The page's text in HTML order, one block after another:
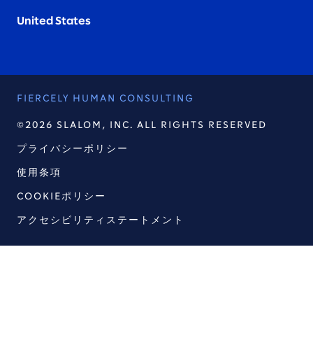
United States
FIERCELY HUMAN CONSULTING
©2026 SLALOM, INC. ALL RIGHTS RESERVED
プライバシーポリシー
使用条項
COOKIEポリシー
アクセシビリティステートメント